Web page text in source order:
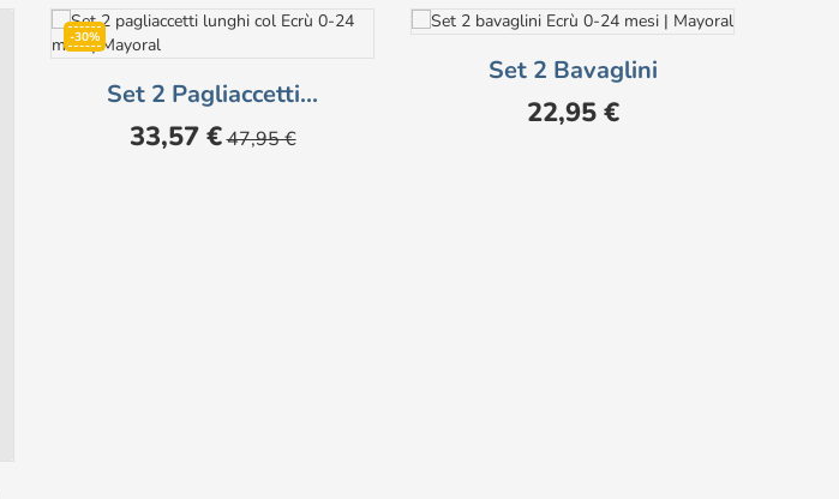
-30%
Set 2 Pagliaccetti...
Prezzo
33,57 € Prezzo
base
47,95 €
Set 2 Bavaglini
Prezzo
22,95 €